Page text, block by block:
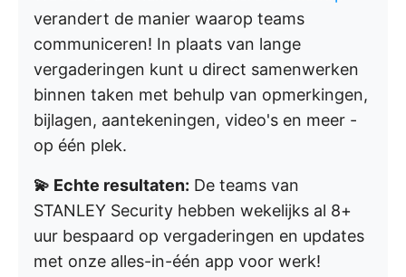
verandert de manier waarop teams
communiceren! In plaats van lange
vergaderingen kunt u direct samenwerken
binnen taken met behulp van opmerkingen,
bijlagen, aantekeningen, video's en meer -
op één plek.
💫 Echte resultaten: De teams van
STANLEY Security hebben wekelijks al 8+
uur bespaard op vergaderingen en updates
met onze alles-in-één app voor werk!